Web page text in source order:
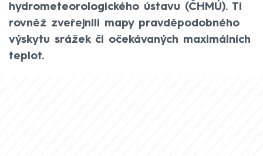
hydrometeorologického ústavu (ČHMÚ). Ti
rovněž zveřejnili mapy pravděpodobného
výskytu srážek či očekávaných maximálních
teplot.